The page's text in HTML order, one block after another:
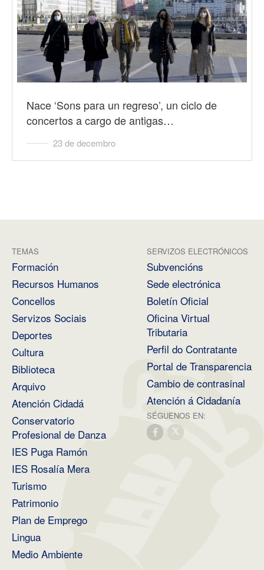
Nace ‘Sons para un regreso’, un ciclo de
concertos a cargo de antigas…
23 de decembro
TEMAS
Formación
Recursos Humanos
Concellos
Servizos Sociais
Deportes
Cultura
Biblioteca
Arquivo
Atención Cidadá
Conservatorio
Profesional de Danza
IES Puga Ramón
IES Rosalía Mera
Turismo
Patrimonio
Plan de Emprego
Lingua
Medio Ambiente
SERVIZOS ELECTRÓNICOS
Subvencións
Sede electrónica
Boletín Oficial
Oficina Virtual
Tributaria
Perfil do Contratante
Portal de Transparencia
Cambio de contrasinal
Atención á Cidadanía
SÉGUENOS EN: